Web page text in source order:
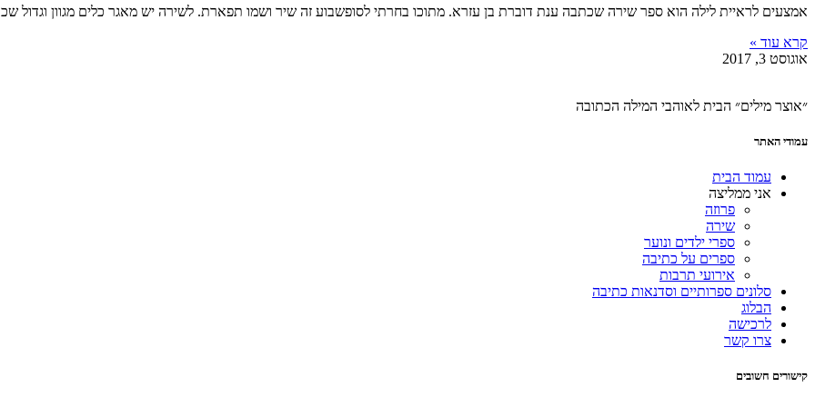
אמצעים לראיית לילה הוא ספר שירה שכתבה ענת דוברת בן עזרא. מתוכו בחרתי לסופשבוע זה שיר ושמו תפארת. לשירה יש מאגר כלים מגוון וגדול
קרא עוד »
אוגוסט 3, 2017
״אוצר מילים״ הבית לאוהבי המילה הכתובה
עמודי האתר
עמוד הבית
אני ממליצה
פרוזה
שירה
ספרי ילדים ונוער
ספרים על כתיבה
אירועי תרבות
סלונים ספרותיים וסדנאות כתיבה
הבלוג
לרכישה
צרו קשר
קישורים חשובים